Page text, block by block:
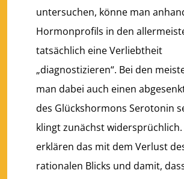
untersuchen, könne man
Hormonprofils in den
tatsächlich eine Verliebtheit
„diagnostizieren“. Bei den
man dabei auch einen
des Glückshormons Serotonin
klingt zunächst widersprüchlich.
erklären das mit dem Verlust
rationalen Blicks und damit,